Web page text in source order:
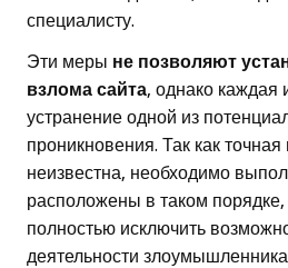
специалисту.
Эти меры не позволяют
взлома сайта, однако каждая
устранение одной из
проникновения. Так как
неизвестна, необходимо
расположены в таком
полностью исключить
деятельности